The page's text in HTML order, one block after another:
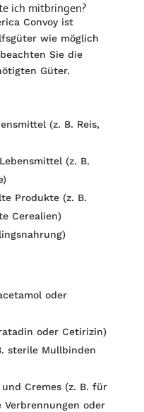
ich mitbringen?
Convoy ist
wie möglich
Sie die
Güter.
(z. B. Reis,
(z. B.
Produkte (z. B.
Cerealien)
oder
oder Cetirizin)
sterile Mullbinden
Cremes (z. B. für
Verbrennungen oder